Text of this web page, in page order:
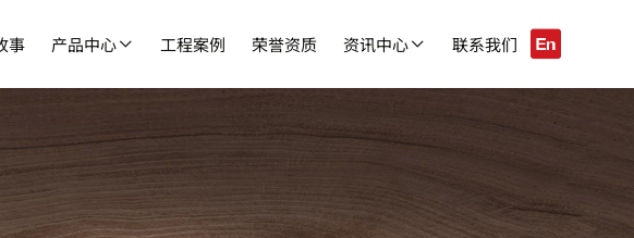
事 产品中心 工程案例 荣誉资质 资讯中心 联系我们 